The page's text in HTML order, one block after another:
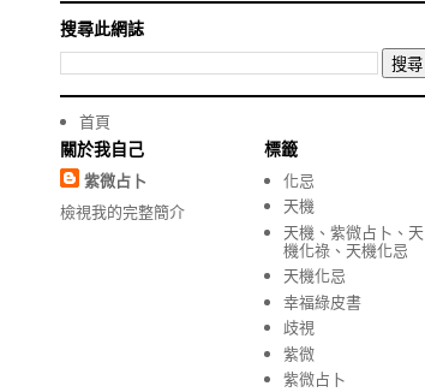
搜尋此網誌
首頁
關於我自己
紫微占卜
檢視我的完整簡介
標籤
化忌
天機
天機、紫微占卜、天
機化祿、天機化忌
天機化忌
幸福綠皮書
歧視
紫微
紫微占卜